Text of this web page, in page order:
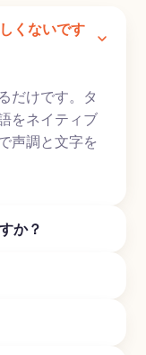
くないです
だけです。タ
をネイティブ
声調と文字を
か？